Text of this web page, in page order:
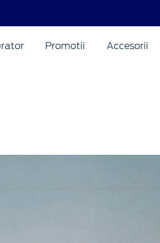
Promotii Accesorii